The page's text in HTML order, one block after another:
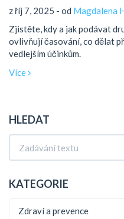
z říj 7, 2025 - od Magdalena
Zjistěte, kdy a jak podávat
ovlivňují časování, co dělat
vedlejším účinkům.
Více
HLEDAT
KATEGORIE
Zdraví a prevence